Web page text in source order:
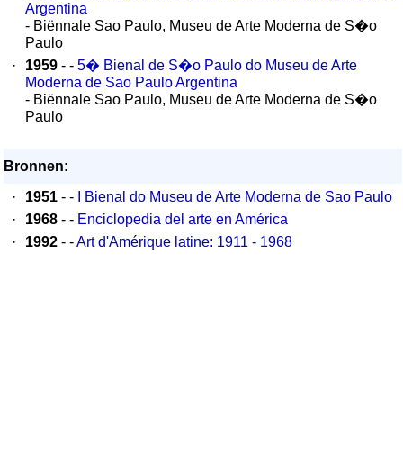
Argentina
- Biënnale Sao Paulo, Museu de Arte Moderna de S�o
Paulo
·
1959 - - 5� Bienal de S�o Paulo do Museu de Arte
Moderna de Sao Paulo Argentina
- Biënnale Sao Paulo, Museu de Arte Moderna de S�o
Paulo
Bronnen:
·
1951 - -
I Bienal do Museu de Arte Moderna de Sao Paulo
·
1968 - - Enciclopedia del arte en América
·
1992 - -Art d'Amérique latine: 1911 - 1968